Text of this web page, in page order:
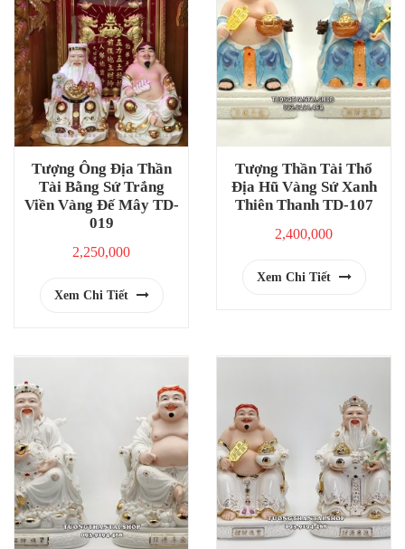
Tượng Ông Địa Thần
Tài Bằng Sứ Trắng
Viền Vàng Đế Mây TD-
019
2,250,000
Xem Chi Tiết
Tượng Thần Tài Thổ
Địa Hũ Vàng Sứ Xanh
Thiên Thanh TD-107
2,400,000
Xem Chi Tiết